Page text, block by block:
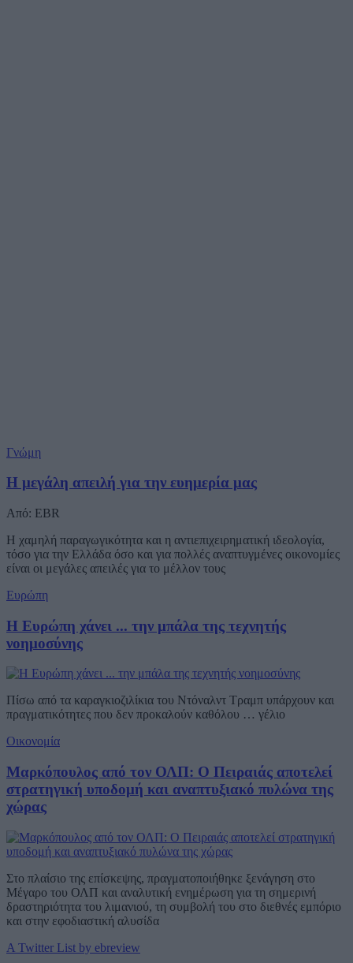
Γνώμη
Η μεγάλη απειλή για την ευημερία μας
Από: EBR
Η χαμηλή παραγωγικότητα και η αντιεπιχειρηματική ιδεολογία,
τόσο για την Ελλάδα όσο και για πολλές αναπτυγμένες οικονομίες
είναι οι μεγάλες απειλές για το μέλλον τους
Ευρώπη
Η Ευρώπη χάνει ... την μπάλα της τεχνητής
νοημοσύνης
Πίσω από τα καραγκιοζιλίκια του Ντόναλντ Τραμπ υπάρχουν και
πραγματικότητες που δεν προκαλούν καθόλου … γέλιο
Οικονομία
Μαρκόπουλος από τον ΟΛΠ: Ο Πειραιάς αποτελεί
στρατηγική υποδομή και αναπτυξιακό πυλώνα της
χώρας
Στο πλαίσιο της επίσκεψης, πραγματοποιήθηκε ξενάγηση στο
Μέγαρο του ΟΛΠ και αναλυτική ενημέρωση για τη σημερινή
δραστηριότητα του λιμανιού, τη συμβολή του στο διεθνές εμπόριο
και στην εφοδιαστική αλυσίδα
A Twitter List by ebreview